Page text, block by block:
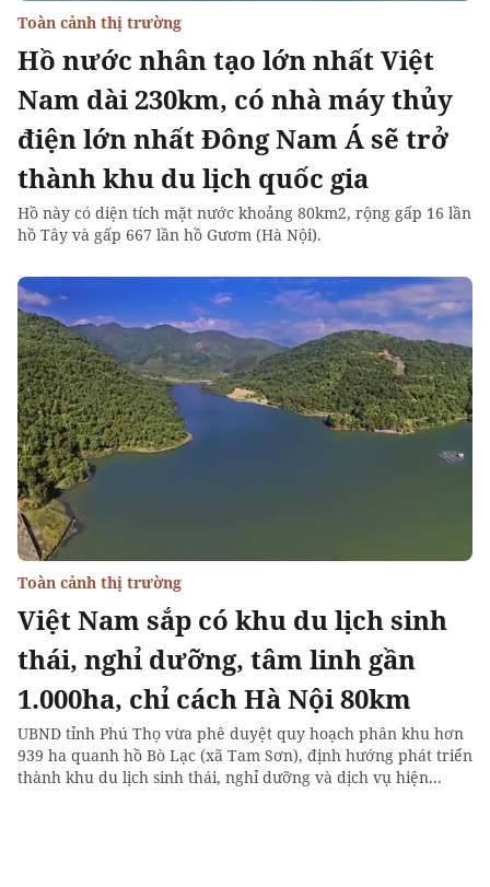
Hồ nước nhân tạo lớn nhất Việt
Nam dài 230km, có nhà máy thủy
điện lớn nhất Đông Nam Á sẽ trở
thành khu du lịch quốc gia
Toàn cảnh thị trường
Hồ này có diện tích mặt nước khoảng 80km2, rộng gấp 16 lần
hồ Tây và gấp 667 lần hồ Gươm (Hà Nội).
Việt Nam sắp có khu du lịch sinh
thái, nghỉ dưỡng, tâm linh gần
1.000ha, chỉ cách Hà Nội 80km
Toàn cảnh thị trường
UBND tỉnh Phú Thọ vừa phê duyệt quy hoạch phân khu hơn
939 ha quanh hồ Bò Lạc (xã Tam Sơn), định hướng phát triển
thành khu du lịch sinh thái, nghỉ dưỡng và dịch vụ hiện...